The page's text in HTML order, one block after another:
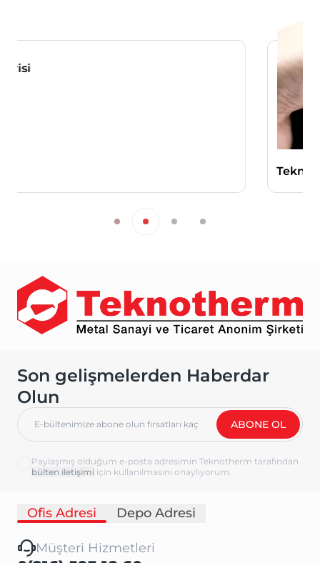
Teknosens TSP15 Portatif Pirometre
Son gelişmelerden Haberdar
Olun
ABONE OL
Paylaşmış olduğum e-posta adresimin Teknotherm tarafından
için kullanılmasını onaylıyorum.
Ofis Adresi Depo Adresi
Müşteri Hizmetleri
Politika’nın yürürlük tarihi
info@teknotherm.com.trWeb Adresi: